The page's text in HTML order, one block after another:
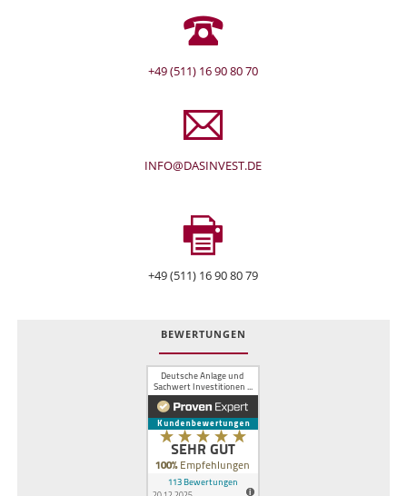
+49 (511) 16 90 80 70
INFO@DASINVEST.DE
+49 (511) 16 90 80 79
BEWERTUNGEN